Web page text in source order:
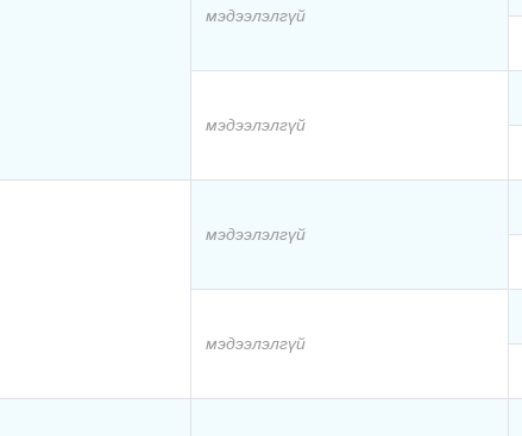
мэдээлэлгүй
мэдээлэлгүй
мэдээлэлгүй
мэдээлэлгүй